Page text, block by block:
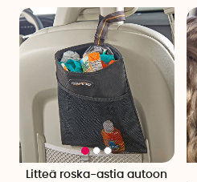
Litteä roska-astia autoon